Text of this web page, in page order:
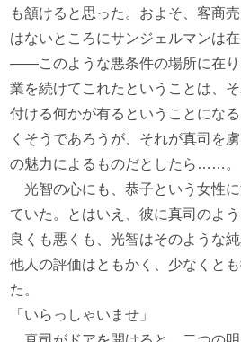
も頷けると思った。およそ、客商
はないところにサンジェルマンは在
――このような悪条件の場所に在り
業を続けてこれたということは、
付ける何かが有るということにな
くそうであろうが、それが真司を
の魅力によるものだとしたら……。
光智の心にも、恭子という女性
ていた。とはいえ、彼に真司のよ
良くも悪くも、光智はそのような
他人の評価はともかく、少なくと
た。
「いらっしゃいませ」